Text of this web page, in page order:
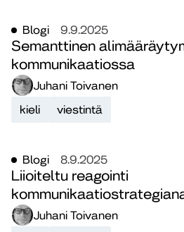
Blogi 9.9.2025
Semanttinen
kommunikaatiossa
Juhani Toivanen
kieli
viestintä
Blogi 8.9.2025
Liioiteltu reagointi
Juhani Toivanen